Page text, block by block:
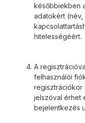
későbbiekben
adatokért (név,
hitelességéért.
A
felhasználói
regisztrációkor
jelszóval érhet
bejelentkezés